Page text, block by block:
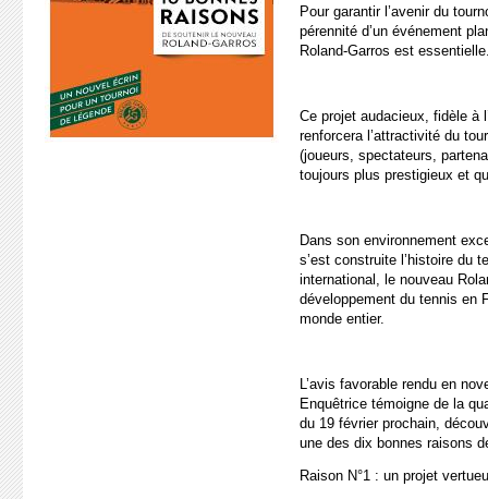
Pour garantir l’avenir du
pérennité d’un événement
Roland-Garros est
Ce projet audacieux, fidèle à
renforcera l’attractivité du
(joueurs, spectateurs,
toujours plus prestigieux et
Dans son environnement
s’est construite l’histoire du
international, le nouveau
développement du tennis en
monde entier.
L’avis favorable rendu en
Enquêtrice témoigne de la
du 19 février prochain,
une des dix bonnes raisons
Raison N°1 : un projet